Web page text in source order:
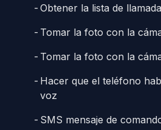
Obtener la lista de
Tomar la foto con la
Tomar la foto con la
Hacer que el teléfono
voz
SMS mensaje de